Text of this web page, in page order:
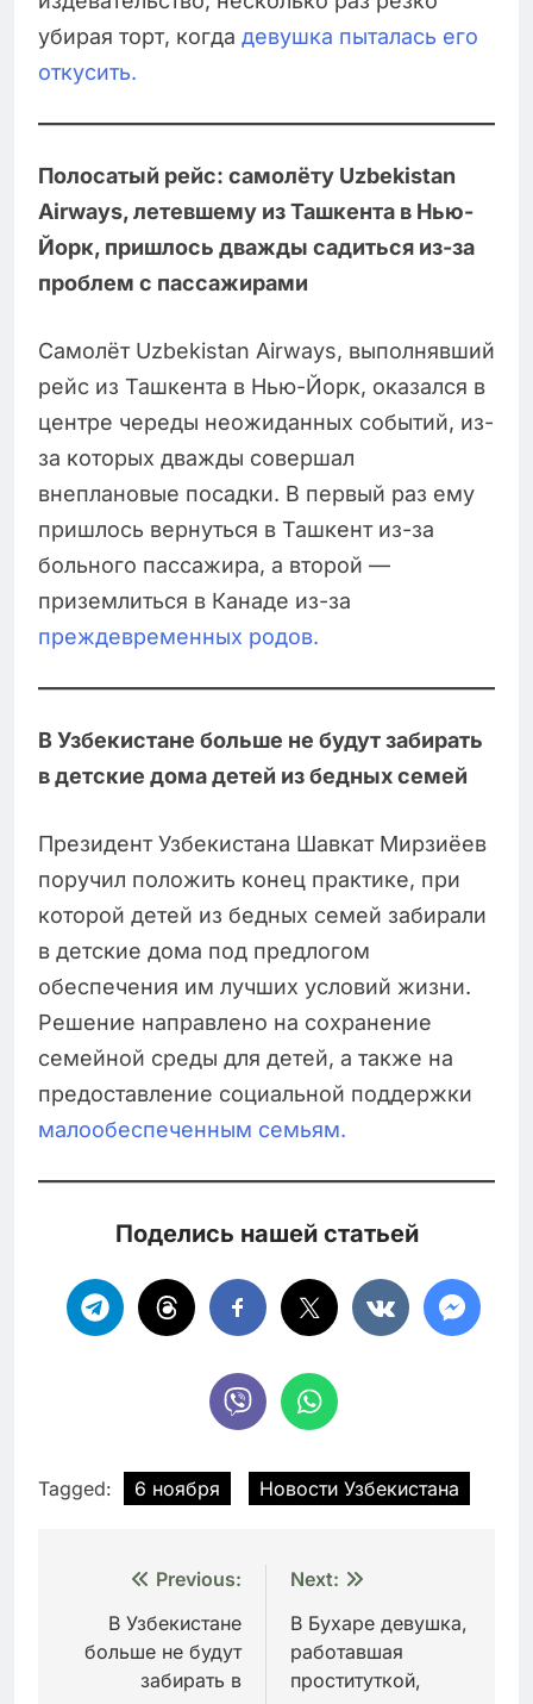
убирая торт, когда девушка пыталась его
откусить.
Полосатый рейс: самолёту Uzbekistan
Airways, летевшему из Ташкента в Нью-
Йорк, пришлось дважды садиться из-за
проблем с пассажирами
Самолёт Uzbekistan Airways, выполнявший
рейс из Ташкента в Нью-Йорк, оказался в
центре череды неожиданных событий, из-
за которых дважды совершал
внеплановые посадки. В первый раз ему
пришлось вернуться в Ташкент из-за
больного пассажира, а второй —
приземлиться в Канаде из-за
преждевременных родов.
В Узбекистане больше не будут забирать
в детские дома детей из бедных семей
Президент Узбекистана Шавкат Мирзиёев
поручил положить конец практике, при
которой детей из бедных семей забирали
в детские дома под предлогом
обеспечения им лучших условий жизни.
Решение направлено на сохранение
семейной среды для детей, а также на
предоставление социальной поддержки
малообеспеченным семьям.
Поделись нашей статьей
Tagged: 6 ноября Новости Узбекистана
Навигация
записям
Previous:
В Узбекистане
больше не будут
забирать в
Next:
В Бухаре девушка,
работавшая
проституткой,